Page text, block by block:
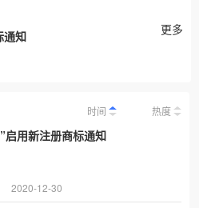
更多
通知
时间 热度
启用新注册商标通知
2020-12-30